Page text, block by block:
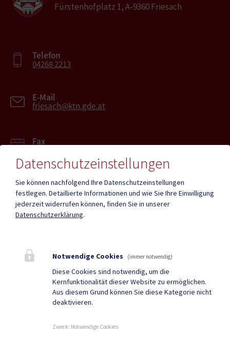
Fürstenhofplatz 1, A-9360 Friesach
Telefon
04268 2213
E-Mail
friesach@ktn.gde.at
Fax
Mehr
Quicklinks
Geko digital Gemeinde-
Tourismus
Sport & Freizeit
Neuigkeiten
Datenschutzeinstellungen
Sie können nachfolgend Ihre Datenschutzeinstellungen
festlegen. Detaillierte Informationen und wie Sie Ihre Einwilligung
jederzeit widerrufen können, finden Sie in unserer
Datenschutzerklärung.
Notwendige Cookies (immer notwendig)
Diese Cookies sind notwendig, um die
Kernfunktionalität dieser Website zu ermöglichen.
Aus diesem Grund können Sie diese Kategorie nicht
deaktivieren.
Zweck: Notwendige Cookies